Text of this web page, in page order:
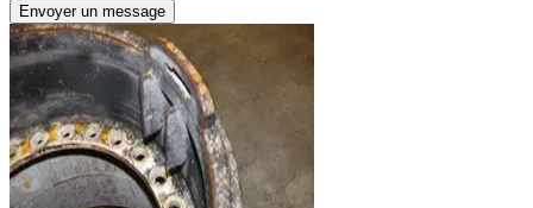
Envoyer un message